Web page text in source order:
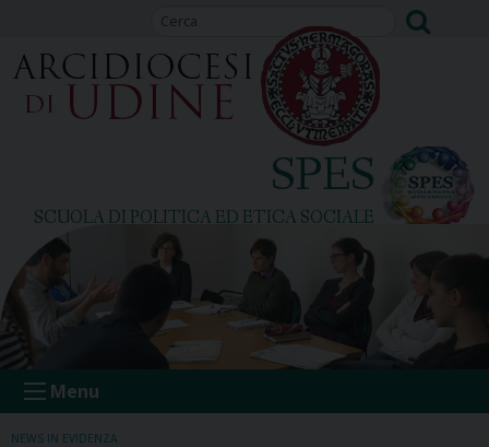
content
SPES
SCUOLA DI POLITICA ED ETICA SOCIALE
Menu
NEWS IN EVIDENZA